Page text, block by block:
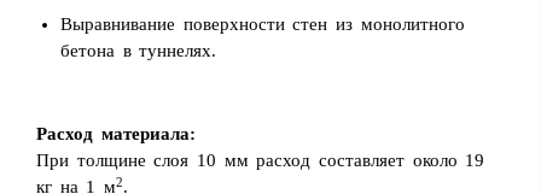
Выравнивание поверхности стен из монолитного
бетона в туннелях.
Расход материала:
При толщине слоя 10 мм расход составляет около 19
кг на 1 м2.